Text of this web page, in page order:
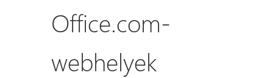
Office.com-
webhelyek